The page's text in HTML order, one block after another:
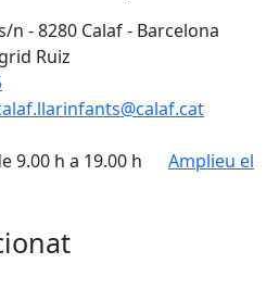
n - 8280 Calaf - Barcelona
Ruiz
9.00 h a 19.00 h
Amplieu el